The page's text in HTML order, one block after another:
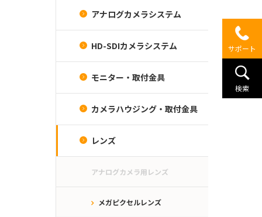
アナログカメラシステム
HD-SDIカメラシステム
モニター・取付金具
カメラハウジング・取付金具
レンズ
アナログカメラ用レンズ
メガピクセルレンズ
サポート
検索